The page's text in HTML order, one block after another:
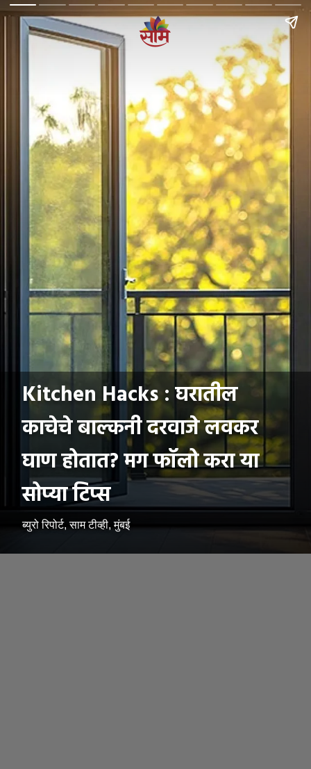
Kitchen Hacks : घरातील
काचेचे बाल्कनी दरवाजे लवकर
घाण होतात? मग फॉलो करा या
सोप्या टिप्स
ब्युरो रिपोर्ट, साम टीव्ही, मुंबई